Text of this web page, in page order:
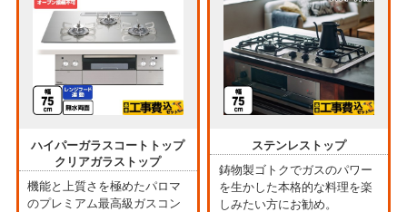
ハイパーガラスコートトップ
クリアガラストップ
機能と上質さを極めたパロマ
のプレミアム最高級ガスコン
ステンレストップ
鋳物製ゴトクでガスのパワー
を生かした本格的な料理を楽
しみたい方にお勧め。